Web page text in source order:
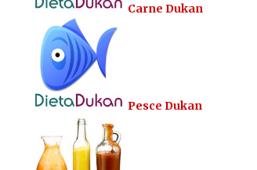
Carne Dukan
Pesce Dukan